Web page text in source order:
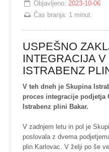
Objavljeno: 2023-10-06
Čas branja: 1 minut
USPEŠNO
INTEGRACIJA
ISTRABENZ
V teh dneh je Skupina
proces integracije podjetja
Istrabenz plini Bakar.
V zadnjem letu in pol je
poslovala z dvema
plin Karlovac. V želji po še